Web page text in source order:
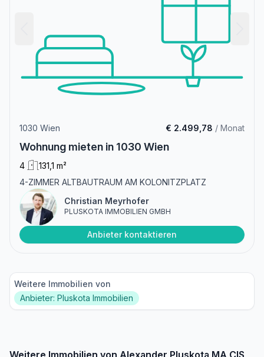
1030 Wien € 2.499,78 / Monat
Wohnung mieten in 1030 Wien
4
131,1 m²
4-ZIMMER ALTBAUTRAUM AM KOLONITZPLATZ
Christian Meyrhofer
PLUSKOTA IMMOBILIEN GMBH
Anbieter kontaktieren
Weitere Immobilien von
Anbieter: Pluskota Immobilien
Weitere Immobilien von Alexander Pluskota MA CIS